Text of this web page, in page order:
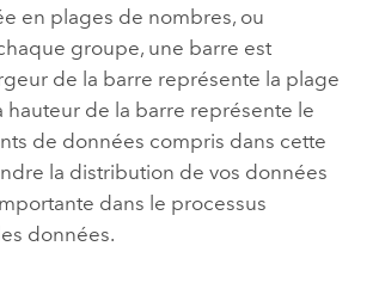
en plages de nombres, ou
groupe, une barre est
de la barre représente la plage
hauteur de la barre représente le
de données compris dans cette
la distribution de vos données
dans le processus
données.